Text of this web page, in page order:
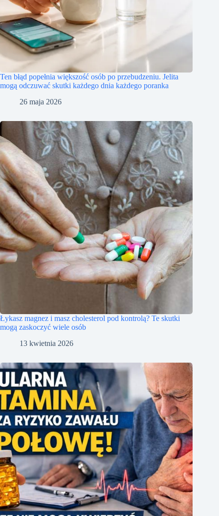
Ten błąd popełnia większość osób po przebudzeniu. Jelita
mogą odczuwać skutki każdego dnia każdego poranka
26 maja 2026
Łykasz magnez i masz cholesterol pod kontrolą? Te skutki
mogą zaskoczyć wiele osób
13 kwietnia 2026